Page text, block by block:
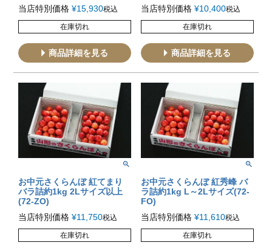
当店特別価格 ¥15,930税込
在庫切れ
商品詳細を見る
当店特別価格 ¥10,400税込
在庫切れ
商品詳細を見る
お中元さくらんぼ 紅てまり
バラ詰約1kg 2Lサイズ以上
(72-ZO)
当店特別価格 ¥11,750税込
在庫切れ
お中元さくらんぼ 紅秀峰 バ
ラ詰約1kg L～2Lサイズ(72-
FO)
当店特別価格 ¥11,610税込
在庫切れ